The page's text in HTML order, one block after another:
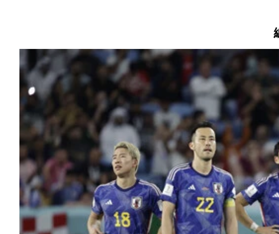
遠くに見える高層ビル群はカタールならではの光景。ちなみに、W
「WE LOVE MESSI」と書かれたアルゼンチンの国旗を持つサポ
現地のメディアセンターの様子。連日試合があり、意外とスタジア